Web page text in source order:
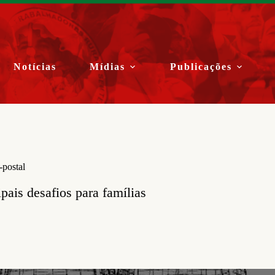
Notícias Mídias Publicações
desafios para famílias